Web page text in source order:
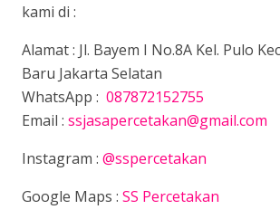
kami di :
Alamat : Jl. Bayem I No.8A Kel. Pulo
Baru Jakarta Selatan
WhatsApp : 087872152755
Email : ssjasapercetakan@gmail.com
Instagram : @sspercetakan
Google Maps : SS Percetakan